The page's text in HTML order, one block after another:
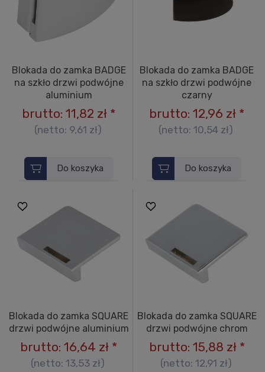
Blokada do zamka BADGE
na szkło drzwi podwójne
aluminium
brutto: 11,82 zł *
(netto: 9,61 zł)
Do koszyka
Blokada do zamka BADGE
na szkło drzwi podwójne
czarny
brutto: 12,96 zł *
(netto: 10,54 zł)
Do koszyka
Blokada do zamka SQUARE
drzwi podwójne aluminium
brutto: 16,64 zł *
(netto: 13,53 zł)
Blokada do zamka SQUARE
drzwi podwójne chrom
brutto: 15,88 zł*
(netto: 12,91 zł)